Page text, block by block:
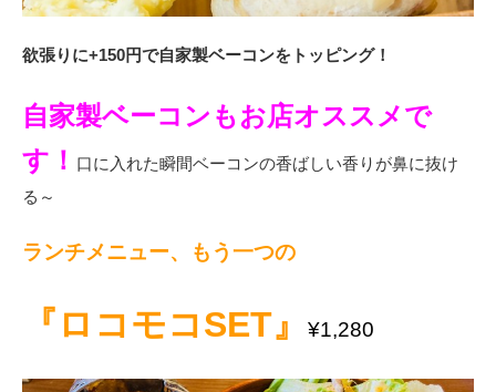
欲張りに+150円で自家製ベーコンをトッピング！
自家製ベーコンもお店オススメで
す！ 口に入れた瞬間ベーコンの香ばしい香りが鼻に抜け
る～
ランチメニュー、もう一つの
『ロコモコSET』 ¥1,280